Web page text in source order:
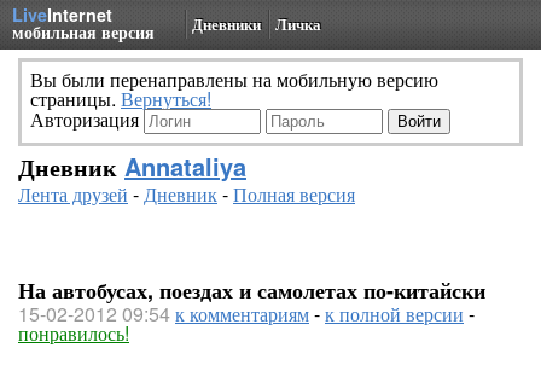
LiveInternet
мобильная версия Дневники Личка
Вы были перенаправлены на мобильную версию
страницы. Вернуться!
Авторизация
Дневник Annataliya
Лента друзей -Дневник-Полная версия
На автобусах, поездах и самолетах по-китайски
15-02-2012 09:54к комментариям-к полной версии -
понравилось!